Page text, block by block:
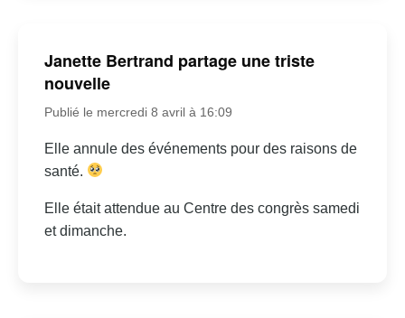
Janette Bertrand partage une triste
nouvelle
Publié le mercredi 8 avril à 16:09
Elle annule des événements pour des raisons de
santé.
Elle était attendue au Centre des congrès samedi
et dimanche.